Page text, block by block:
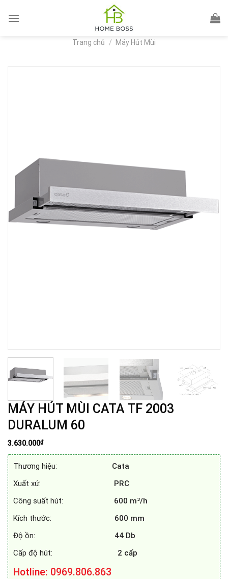
Trang chủ / Máy Hút Mùi
MÁY HÚT MÙI CATA TF 2003
DURALUM 60
3.630.000₫
Thương hiệu: Cata
Xuất xứ:
PRC
Công suất hút:
600 m³/h
Kích thước: 600 mm
Độ ồn: 44 Db
Cấp độ hút: 2 cấp
Hotline: 0969.806.863